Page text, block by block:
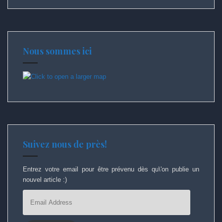
Nous sommes ici
Suivez nous de près!
Entrez votre email pour être prévenu dès qu\'on publie un
nouvel article :)
Address